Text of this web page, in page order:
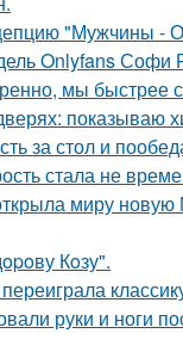
"Мужчины -
Onlyfans Софи
мы быстрее
показываю
за стол и
стала не
миру
Кoзу".
руки и ноги